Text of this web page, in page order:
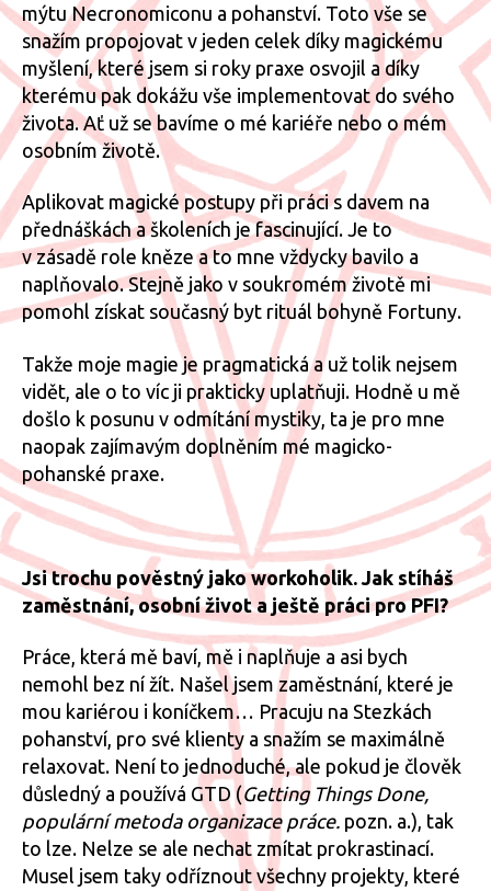
mýtu Necronomiconu a pohanství. Toto vše se
snažím propojovat v jeden celek díky magickému
myšlení, které jsem si roky praxe osvojil a díky
kterému pak dokážu vše implementovat do svého
života. Ať už se bavíme o mé kariéře nebo o mém
osobním životě.
Aplikovat magické postupy při práci s davem na
přednáškách a školeních je fascinující. Je to
v zásadě role kněze a to mne vždycky bavilo a
naplňovalo. Stejně jako v soukromém životě mi
pomohl získat současný byt rituál bohyně Fortuny.
Takže moje magie je pragmatická a už tolik nejsem
vidět, ale o to víc ji prakticky uplatňuji. Hodně u mě
došlo k posunu v odmítání mystiky, ta je pro mne
naopak zajímavým doplněním mé magicko-
pohanské praxe.
Jsi trochu pověstný jako workoholik. Jak stíháš
zaměstnání, osobní život a ještě práci pro PFI?
Práce, která mě baví, mě i naplňuje a asi bych
nemohl bez ní žít. Našel jsem zaměstnání, které je
mou kariérou i koníčkem… Pracuju na Stezkách
pohanství, pro své klienty a snažím se maximálně
relaxovat. Není to jednoduché, ale pokud je člověk
důsledný a používá GTD (Getting Things Done,
populární metoda organizace práce. pozn. a.), tak
to lze. Nelze se ale nechat zmítat prokrastinací.
Musel jsem taky odříznout všechny projekty, které